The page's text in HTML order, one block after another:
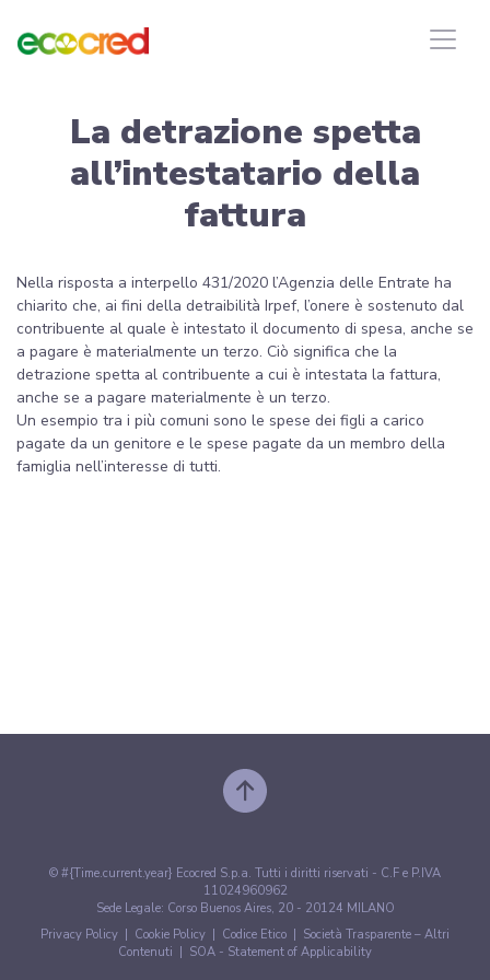
La detrazione spetta
all’intestatario della
fattura
Nella risposta a interpello 431/2020 l’Agenzia delle Entrate ha
chiarito che, ai fini della detraibilità Irpef, l’onere è sostenuto dal
contribuente al quale è intestato il documento di spesa, anche se
a pagare è materialmente un terzo. Ciò significa che la
detrazione spetta al contribuente a cui è intestata la fattura,
anche se a pagare materialmente è un terzo.
Un esempio tra i più comuni sono le spese dei figli a carico
pagate da un genitore e le spese pagate da un membro della
famiglia nell’interesse di tutti.
© #{Time.current.year} Ecocred S.p.a. Tutti i diritti riservati - C.F e P.IVA
11024960962
Sede Legale: Corso Buenos Aires, 20 - 20124 MILANO
Privacy Policy
Cookie Policy Codice Etico
Società Trasparente – Altri
Contenuti
SOA - Statement of Applicability